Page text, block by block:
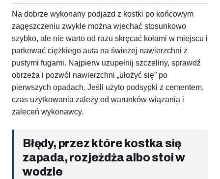
Na dobrze wykonany podjazd z kostki po końcowym
zagęszczeniu zwykle można wjechać stosunkowo
szybko, ale nie warto od razu skręcać kołami w miejscu i
parkować ciężkiego auta na świeżej nawierzchni z
pustymi fugami. Najpierw uzupełnij szczeliny, sprawdź
obrzeża i pozwól nawierzchni „ułożyć się” po
pierwszych opadach. Jeśli użyto podsypki z cementem,
czas użytkowania zależy od warunków wiązania i
zaleceń wykonawcy.
Błędy, przez które kostka się
zapada, rozjeżdża albo stoi w
wodzie